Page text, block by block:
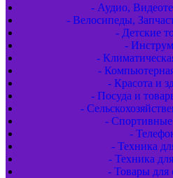
- Аудио,
- Велосипеды,
- Детские
-
-
-
- Красота и
- Посуда и
-
-
-
- Техника
- Техника
- Товары для